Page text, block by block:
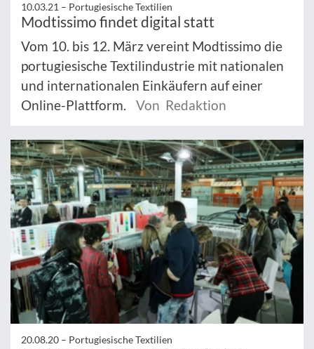
10.03.21 – Portugiesische Textilien
Modtissimo findet digital statt
Vom 10. bis 12. März vereint Modtissimo die
portugiesische Textilindustrie mit nationalen
und internationalen Einkäufern auf einer
Online-Plattform.
Von Redaktion
20.08.20 – Portugiesische Textilien